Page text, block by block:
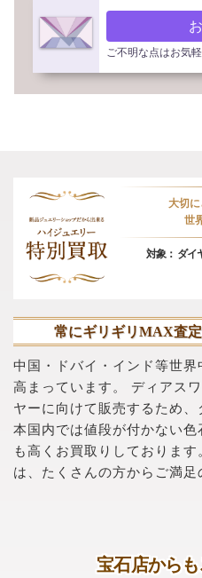
ご不明な点はお気
大切
世
対象： ダイ
常にギリギリMAX査
中国・ドバイ・インド等世
高まっています。
ディアス
ヤーに向けて販売するため
本国内では値段が付かない
も高くお買取りしておりま
は、たくさんの方からご満足
宝石店から